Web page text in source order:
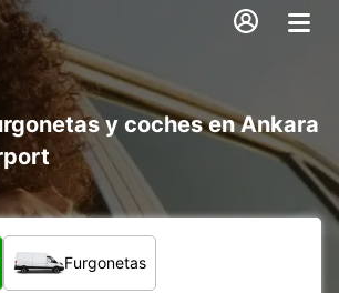
y coches en Ankara
Furgonetas